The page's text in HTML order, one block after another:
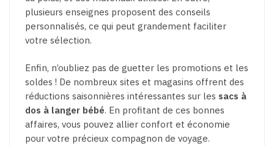
plusieurs enseignes proposent des conseils
personnalisés, ce qui peut grandement faciliter
votre sélection.
Enfin, n’oubliez pas de guetter les promotions et les
soldes ! De nombreux sites et magasins offrent des
réductions saisonnières intéressantes sur les sacs à
dos à langer bébé. En profitant de ces bonnes
affaires, vous pouvez allier confort et économie
pour votre précieux compagnon de voyage.